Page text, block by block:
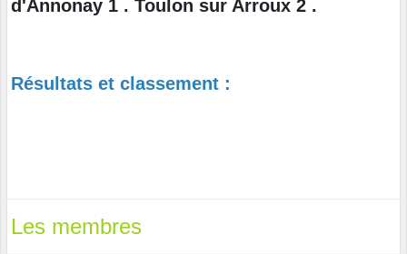
d'Annonay 1 . Toulon sur Arroux 2 .
Résultats et classement :
Les membres